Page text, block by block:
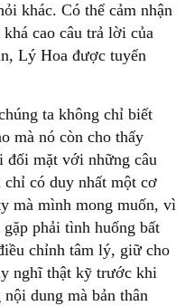
khác. Có thể cảm nhận
cao câu trả lời của
Lý Hoa được tuyển
mà nó còn cho thấy
đối mặt với những câu
có duy nhất một cơ
mà mình mong muốn, vì
phải tình huống bất
chỉnh tâm lý, giữ cho
nghĩ thật kỹ trước khi
dung mà bản thân